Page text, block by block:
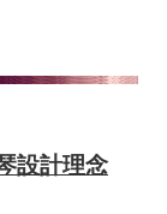
設計理念